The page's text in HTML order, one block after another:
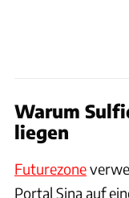
Warum
liegen
Futurezone
Portal Sina auf